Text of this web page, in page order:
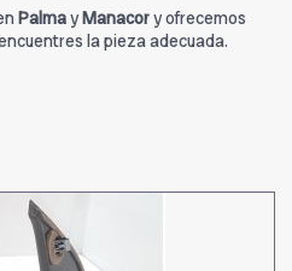
PalmayManacory ofrecemos
la pieza adecuada.